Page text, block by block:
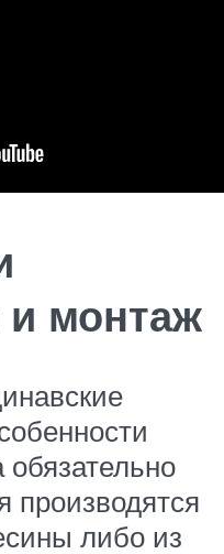
и монтаж
обязательно
производятся
либо из